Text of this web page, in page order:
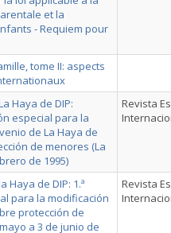
et la
- Requiem pour
tome II: aspects
Haya de DIP:
especial para la
de La Haya de
de menores (La
de 1995)
Revista
Haya de DIP: 1.ª
para la modificación
protección de
a 3 de junio de
Revista